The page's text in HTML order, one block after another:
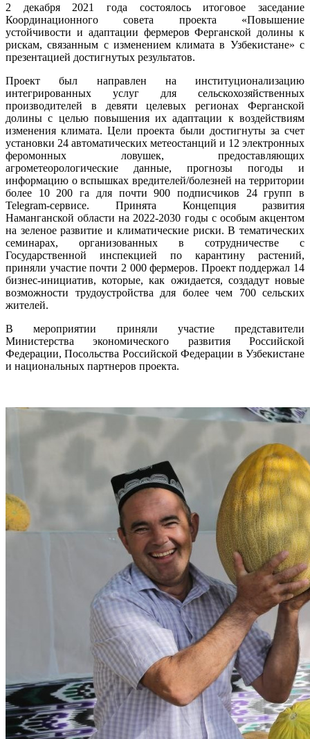
2 декабря 2021 года состоялось итоговое заседание
Координационного совета проекта «Повышение
устойчивости и адаптации фермеров Ферганской долины к
рискам, связанным с изменением климата в Узбекистане» с
презентацией достигнутых результатов.
Проект был направлен на институционализацию
интегрированных услуг для сельскохозяйственных
производителей в девяти целевых регионах Ферганской
долины с целью повышения их адаптации к воздействиям
изменения климата. Цели проекта были достигнуты за счет
установки 24 автоматических метеостанций и 12 электронных
феромонных ловушек, предоставляющих
агрометеорологические данные, прогнозы погоды и
информацию о вспышках вредителей/болезней на территории
более 10 200 га для почти 900 подписчиков 24 групп в
Telegram-сервисе. Принята Концепция развития
Наманганской области на 2022-2030 годы с особым акцентом
на зеленое развитие и климатические риски. В тематических
семинарах, организованных в сотрудничестве с
Государственной инспекцией по карантину растений,
приняли участие почти 2 000 фермеров. Проект поддержал 14
бизнес-инициатив, которые, как ожидается, создадут новые
возможности трудоустройства для более чем 700 сельских
жителей.
В мероприятии приняли участие представители
Министерства экономического развития Российской
Федерации, Посольства Российской Федерации в Узбекистане
и национальных партнеров проекта.